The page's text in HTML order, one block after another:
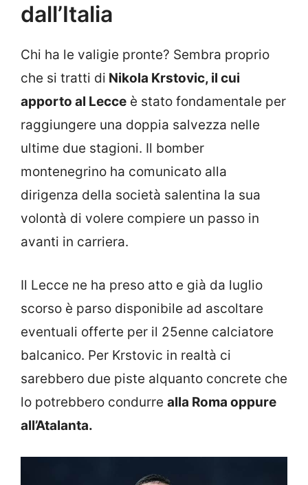
dall’Italia
Chi ha le valigie pronte? Sembra proprio
che si tratti di Nikola Krstovic, il cui
apporto al Lecce è stato fondamentale per
raggiungere una doppia salvezza nelle
ultime due stagioni. Il bomber
montenegrino ha comunicato alla
dirigenza della società salentina la sua
volontà di volere compiere un passo in
avanti in carriera.
Il Lecce ne ha preso atto e già da luglio
scorso è parso disponibile ad ascoltare
eventuali offerte per il 25enne calciatore
balcanico. Per Krstovic in realtà ci
sarebbero due piste alquanto concrete che
lo potrebbero condurre alla Roma oppure
all’Atalanta.